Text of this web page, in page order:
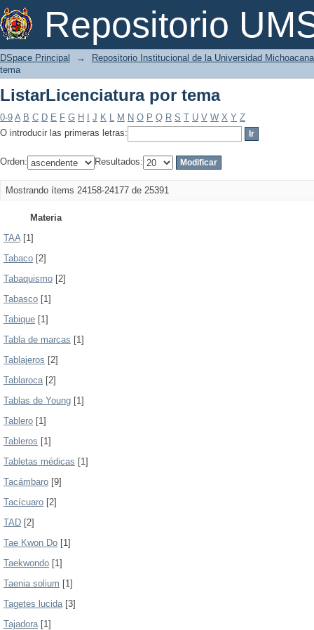
Repositorio
ListarLicenciatura por tema
DSpace Principal →
Repositorio Institucional de la Universidad
tema
ListarLicenciatura por tema
0-9 A B C D E F G H J K L M N O P Q R S T U V W X Y Z
O introducir las primeras letras:
Orden: Resultados:
Mostrando ítems 24158-24177 de 25391
Materia
TAA[1]
Tabaco [2]
Tabaquismo [2]
Tabasco [1]
Tabique [1]
Tabla de marcas [1]
Tablajeros [2]
Tablaroca[2]
Tablas de Young [1]
Tablero [1]
Tableros [1]
Tabletas médicas [1]
Tacámbaro [9]
Tacícuaro [2]
TAD [2]
Tae Kwon Do [1]
Taekwondo [1]
Taenia solium [1]
Tagetes lucida[3]
Tajadora[1]